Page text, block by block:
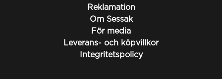
Reklamation
Om Sessak
För media
Leverans- och köpvillkor
Integritetspolicy